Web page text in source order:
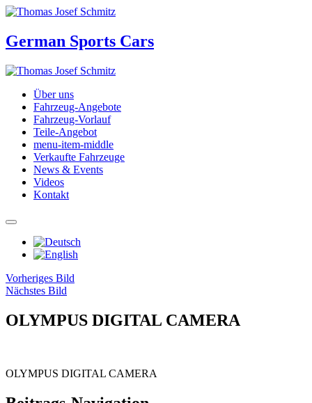
German Sports Cars
Über uns
Fahrzeug-Angebote
Fahrzeug-Vorlauf
Teile-Angebot
menu-item-middle
Verkaufte Fahrzeuge
News & Events
Videos
Kontakt
Vorheriges Bild
Nächstes Bild
OLYMPUS DIGITAL CAMERA
OLYMPUS DIGITAL CAMERA